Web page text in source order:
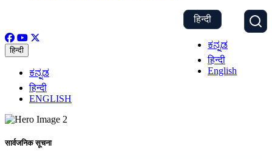
हिन्दी
ಕನ್ನಡ
हिन्दी
English
हिन्दी
ಕನ್ನಡ
हिन्दी
ENGLISH
सार्वजनिक सूचना